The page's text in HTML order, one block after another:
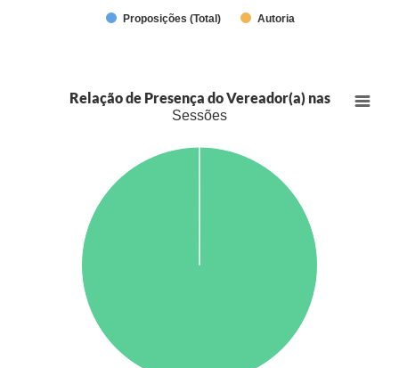
Proposições (Total) Autoria
Relação de Presença do Vereador(a) nas
Sessões